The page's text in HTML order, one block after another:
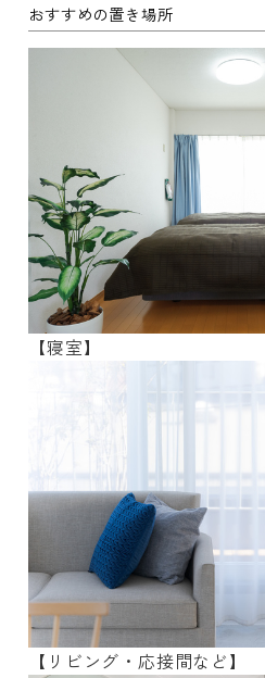
おすすめの置き場所
【寝室】
【リビング・応接間など】